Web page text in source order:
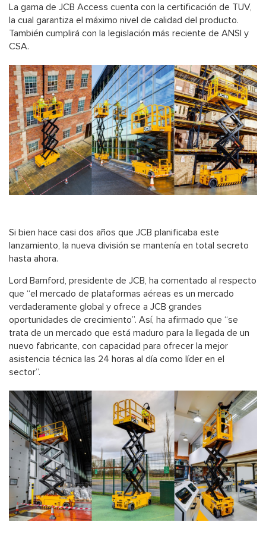
La gama de JCB Access cuenta con la certificación de TUV,
la cual garantiza el máximo nivel de calidad del producto.
También cumplirá con la legislación más reciente de ANSI y
CSA.
Si bien hace casi dos años que JCB planificaba este
lanzamiento, la nueva división se mantenía en total secreto
hasta ahora.
Lord Bamford, presidente de JCB, ha comentado al respecto
que “el mercado de plataformas aéreas es un mercado
verdaderamente global y ofrece a JCB grandes
oportunidades de crecimiento”. Así, ha afirmado que “se
trata de un mercado que está maduro para la llegada de un
nuevo fabricante, con capacidad para ofrecer la mejor
asistencia técnica las 24 horas al día como líder en el
sector”.